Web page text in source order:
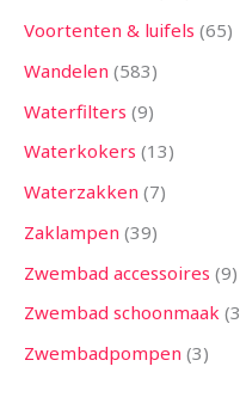
Voortenten & luifels 65
Wandelen 583
Waterfilters 9
Waterkokers 13
Waterzakken 7
Zaklampen 39
Zwembad accessoires 9
Zwembad schoonmaak 3
Zwembadpompen 3